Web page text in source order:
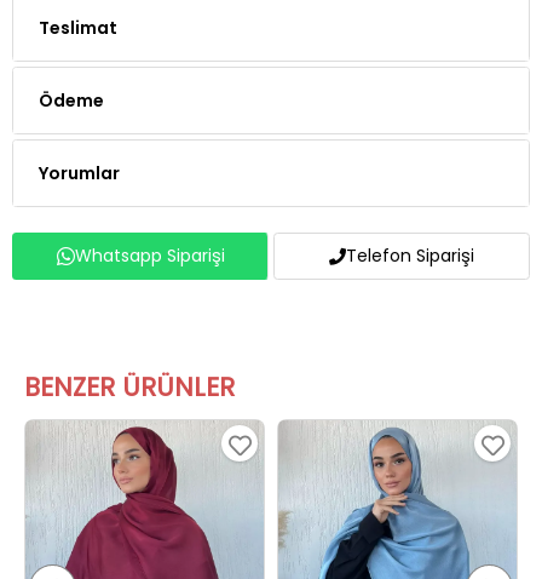
Teslimat
Ödeme
Yorumlar
Whatsapp Siparişi Telefon Siparişi
BENZER ÜRÜNLER